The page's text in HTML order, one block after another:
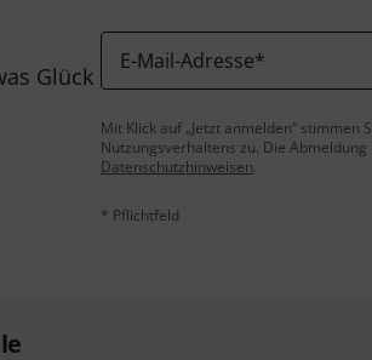
Glück
E-Mail-Adresse*
Mit Klick auf „Jetzt anmelden“
Nutzungsverhaltens zu. Die
Datenschutzhinweisen.
* Pflichtfeld